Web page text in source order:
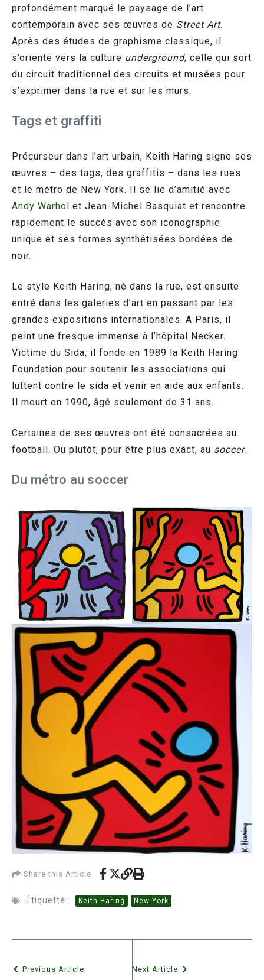
profondément marqué le paysage de l’art
contemporain avec ses œuvres de Street Art.
Après des études de graphisme classique, il
s’oriente vers la culture underground, celle qui sort
du circuit traditionnel des circuits et musées pour
s’exprimer dans la rue et sur les murs.
Tags et graffiti
Précurseur dans l’art urbain, Keith Haring signe ses
œuvres – des tags, des graffitis – dans les rues
et le métro de New York. Il se lie d’amitié avec
Andy Warhol et Jean-Michel Basquiat et rencontre
rapidement le succès avec son iconographie
unique et ses formes synthétisées bordées de
noir.
Le style Keith Haring, né dans la rue, est ensuite
entré dans les galeries d’art en passant par les
grandes expositions internationales. A Paris, il
peint une fresque immense à l’hôpital Necker.
Victime du Sida, il fonde en 1989 la Keith Haring
Foundation pour soutenir les associations qui
luttent contre le sida et venir en aide aux enfants.
Il meurt en 1990, âgé seulement de 31 ans.
Certaines de ses œuvres ont été consacrées au
football. Ou plutôt, pour être plus exact, au soccer.
Du métro au soccer
Share this Article
Étiquetté : Keith Haring New York
Previous Article Next Article